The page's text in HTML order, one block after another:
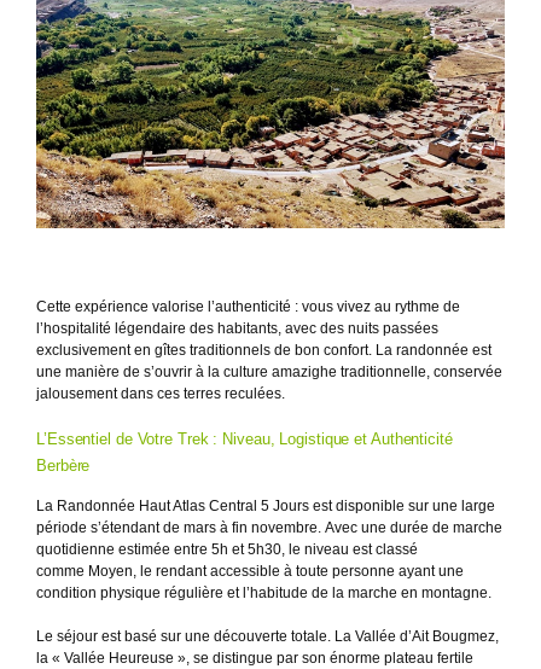
Cette expérience valorise l’authenticité : vous vivez au rythme de
l’hospitalité légendaire des habitants, avec des nuits passées
exclusivement en gîtes traditionnels de bon confort. La randonnée est
une manière de s’ouvrir à la culture amazighe traditionnelle, conservée
jalousement dans ces terres reculées.
L’Essentiel de Votre Trek : Niveau, Logistique et Authenticité
Berbère
La Randonnée Haut Atlas Central 5 Jours est disponible sur une large
période s’étendant de mars à fin novembre. Avec une durée de marche
quotidienne estimée entre 5h et 5h30, le niveau est classé
comme Moyen, le rendant accessible à toute personne ayant une
condition physique régulière et l’habitude de la marche en montagne.
Le séjour est basé sur une découverte totale. La Vallée d’Ait Bougmez,
la « Vallée Heureuse », se distingue par son énorme plateau fertile